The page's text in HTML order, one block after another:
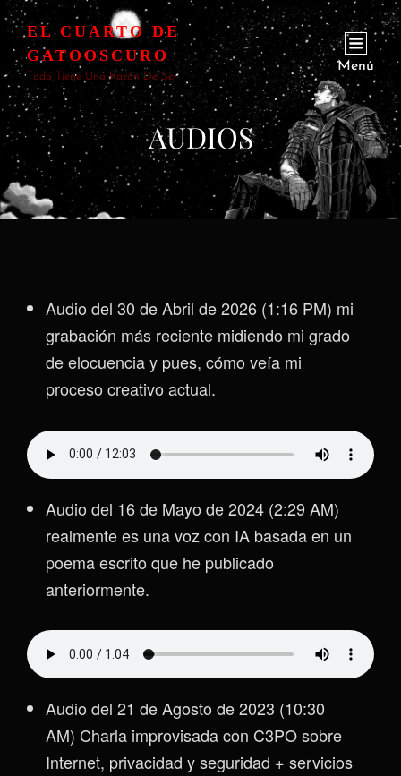
EL CUARTO DE
GATOOSCURO
Todo Tiene Una Razón De Ser
Menú
AUDIOS
Audio del 30 de Abril de 2026 (1:16 PM) mi
grabación más reciente midiendo mi grado
de elocuencia y pues, cómo veía mi
proceso creativo actual.
Audio del 16 de Mayo de 2024 (2:29 AM)
realmente es una voz con IA basada en un
poema escrito que he publicado
anteriormente.
Audio del 21 de Agosto de 2023 (10:30
AM) Charla improvisada con C3PO sobre
Internet, privacidad y seguridad + servicios